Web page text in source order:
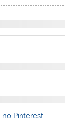
Pinterest.